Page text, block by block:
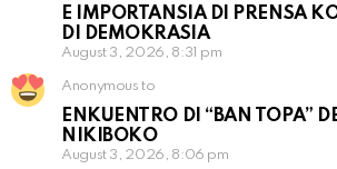
E IMPORTANSIA DI PRENSA
DI DEMOKRASIA
August 3, 2026, 8:31 pm
Anonymous to
ENKUENTRO DI “BAN TOPA”
NIKIBOKO
August 3, 2026, 8:06 pm